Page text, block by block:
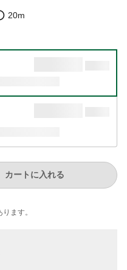
20m
カートに入れる
ます。